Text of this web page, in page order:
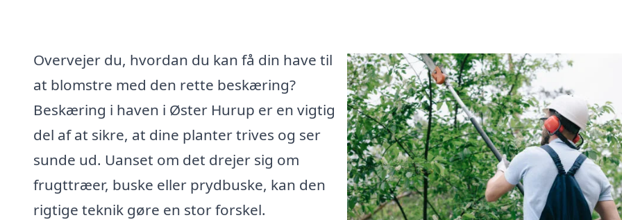
Overvejer du, hvordan du kan få din have til
at blomstre med den rette beskæring?
Beskæring i haven i Øster Hurup er en vigtig
del af at sikre, at dine planter trives og ser
sunde ud. Uanset om det drejer sig om
frugttræer, buske eller prydbuske, kan den
rigtige teknik gøre en stor forskel.